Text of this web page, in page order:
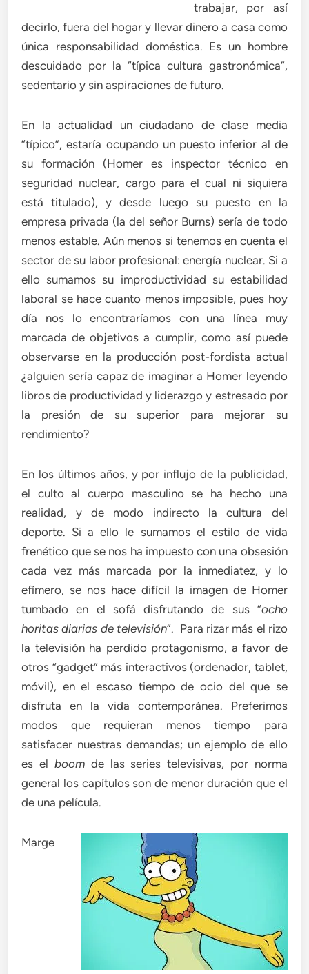
trabajar, por así
decirlo, fuera del hogar y llevar dinero a casa como
única responsabilidad doméstica. Es un hombre
descuidado por la “típica cultura gastronómica”,
sedentario y sin aspiraciones de futuro.
En la actualidad un ciudadano de clase media
“típico”, estaría ocupando un puesto inferior al de
su formación (Homer es inspector técnico en
seguridad nuclear, cargo para el cual ni siquiera
está titulado), y desde luego su puesto en la
empresa privada (la del señor Burns) sería de todo
menos estable. Aún menos si tenemos en cuenta el
sector de su labor profesional: energía nuclear. Si a
ello sumamos su improductividad su estabilidad
laboral se hace cuanto menos imposible, pues hoy
día nos lo encontraríamos con una línea muy
marcada de objetivos a cumplir, como así puede
observarse en la producción post-fordista actual
¿alguien sería capaz de imaginar a Homer leyendo
libros de productividad y liderazgo y estresado por
la presión de su superior para mejorar su
rendimiento?
En los últimos años, y por influjo de la publicidad,
el culto al cuerpo masculino se ha hecho una
realidad, y de modo indirecto la cultura del
deporte. Si a ello le sumamos el estilo de vida
frenético que se nos ha impuesto con una obsesión
cada vez más marcada por la inmediatez, y lo
efímero, se nos hace difícil la imagen de Homer
tumbado en el sofá disfrutando de sus “ocho
horitas diarias de televisión”. Para rizar más el rizo
la televisión ha perdido protagonismo, a favor de
otros “gadget” más interactivos (ordenador, tablet,
móvil), en el escaso tiempo de ocio del que se
disfruta en la vida contemporánea. Preferimos
modos que requieran menos tiempo para
satisfacer nuestras demandas; un ejemplo de ello
es el boomde las series televisivas, por norma
general los capítulos son de menor duración que el
de una película.
Marge